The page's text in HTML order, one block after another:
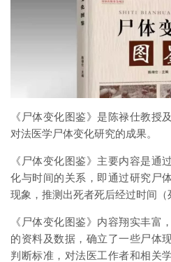
《尸体变化图鉴》是陈禄仕教授
对法医学尸体变化研究的成果。
《尸体变化图鉴》主要内容是通
化与时间的关系，即通过研究尸
现象，推测出死者死后经过时间（
《尸体变化图鉴》内容翔实丰富
的资料及数据，确立了一些尸体
判断标准，对法医工作者和相关